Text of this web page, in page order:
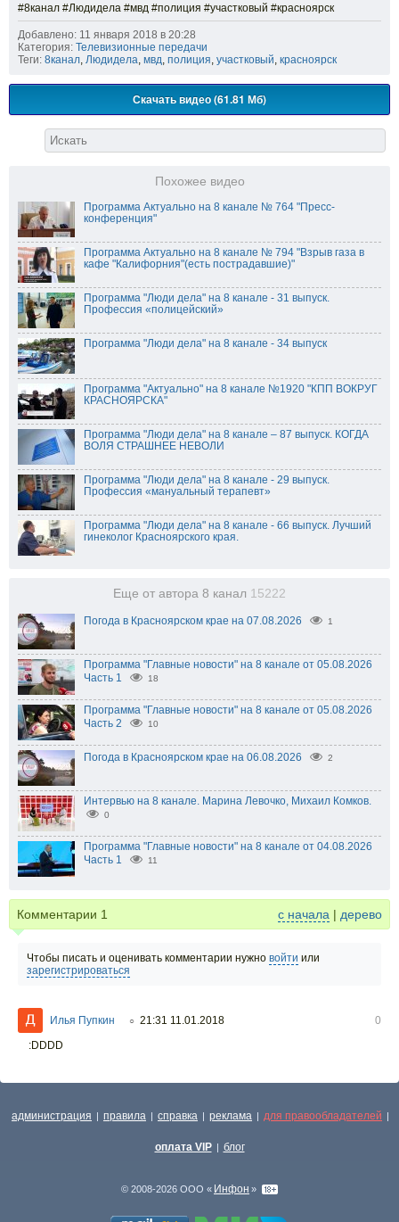
#8канал #Людидела #мвд #полиция #участковый #красноярск
Добавлено: 11 января 2018 в 20:28
Категория: Телевизионные передачи
Теги: 8канал, Людидела, мвд, полиция, участковый, красноярск
Скачать видео (61.81 Мб)
Похожее видео
Программа Актуально на 8 канале № 764 "Пресс-
конференция"
Программа Актуально на 8 канале № 794 "Взрыв газа в
кафе "Калифорния"(есть пострадавшие)"
Программа "Люди дела" на 8 канале - 31 выпуск.
Профессия «полицейский»
Программа "Люди дела" на 8 канале - 34 выпуск
Программа "Актуально" на 8 канале №1920 "КПП ВОКРУГ
КРАСНОЯРСКА"
Программа "Люди дела" на 8 канале – 87 выпуск. КОГДА
ВОЛЯ СТРАШНЕЕ НЕВОЛИ
Программа "Люди дела" на 8 канале - 29 выпуск.
Профессия «мануальный терапевт»
Программа "Люди дела" на 8 канале - 66 выпуск. Лучший
гинеколог Красноярского края.
Еще от автора 8 канал 15222
Погода в Красноярском крае на 07.08.2026 1
Программа "Главные новости" на 8 канале от 05.08.2026
Часть 1
18
Программа "Главные новости" на 8 канале от 05.08.2026
Часть 2
10
Погода в Красноярском крае на 06.08.2026 2
Интервью на 8 канале. Марина Левочко, Михаил Комков.
0
Программа "Главные новости" на 8 канале от 04.08.2026
Часть 1
11
Комментарии 1 с начала | дерево
Чтобы писать и оценивать комментарии нужно войти или
зарегистрироваться
Илья Пупкин ○ 21:31 11.01.2018
0
:DDDD
администрация | правила | справка | реклама | для правообладателей |
оплата VIP | блог
© 2008-2026 ООО « Инфон »